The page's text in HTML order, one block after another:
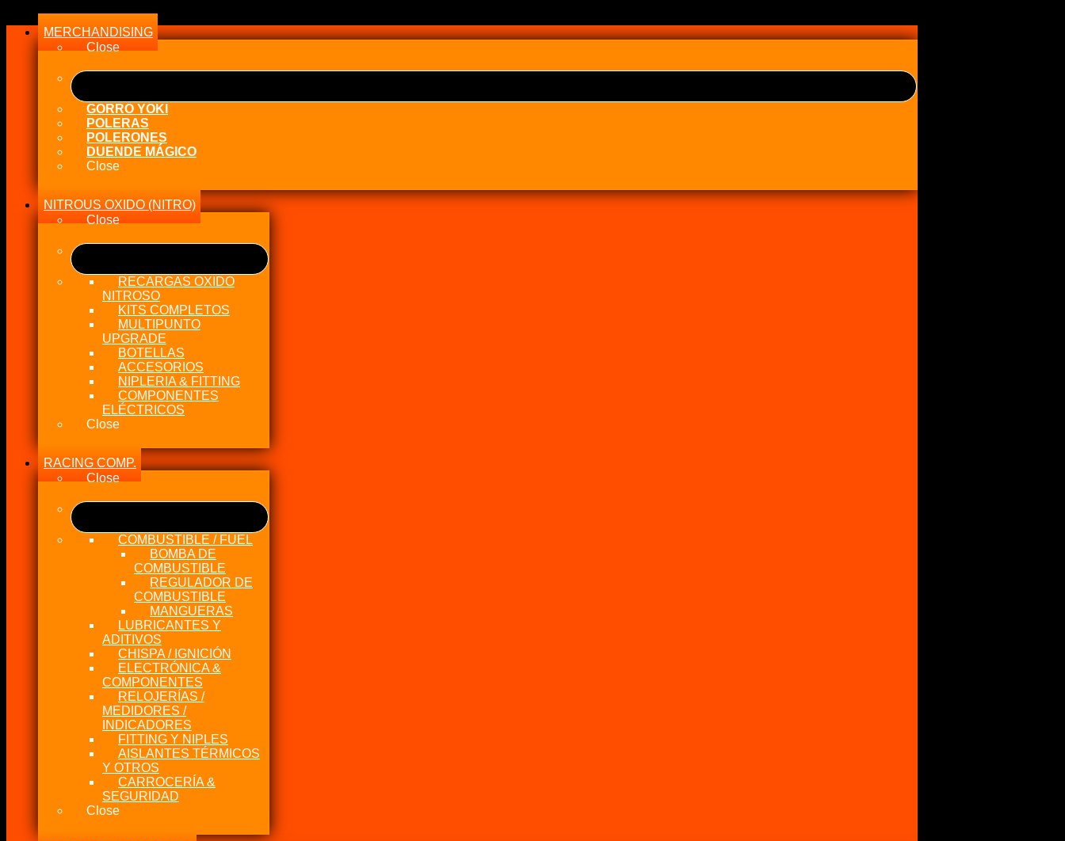
Fuel
Ratio
Gauge
cantidad
MERCHANDISING
Close
GORRO YOKI
POLERAS
POLERONES
DUENDE MÁGICO
Close
NITROUS OXIDO (NITRO)
Close
RECARGAS OXIDO
NITROSO
KITS COMPLETOS
MULTIPUNTO
UPGRADE
BOTELLAS
ACCESORIOS
NIPLERIA & FITTING
COMPONENTES
ELÉCTRICOS
Close
RACING COMP.
Close
COMBUSTIBLE / FUEL
BOMBA DE
COMBUSTIBLE
REGULADOR DE
COMBUSTIBLE
MANGUERAS
LUBRICANTES Y
ADITIVOS
CHISPA / IGNICIÓN
ELECTRÓNICA &
COMPONENTES
RELOJERÍAS /
MEDIDORES /
INDICADORES
FITTING Y NIPLES
AISLANTES TÉRMICOS
Y OTROS
CARROCERÍA &
SEGURIDAD
Close